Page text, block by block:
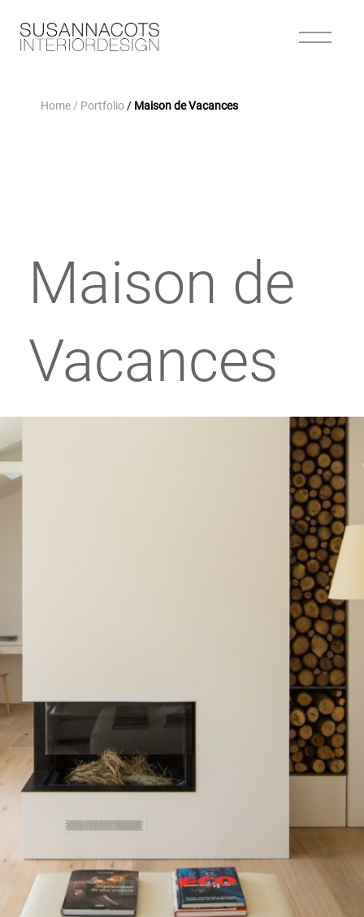
Home / Portfolio / Maison de Vacances
Maison de
Vacances